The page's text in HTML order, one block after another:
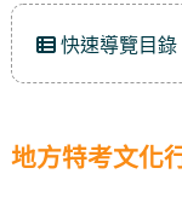
快速導覽目錄
地方特考文化